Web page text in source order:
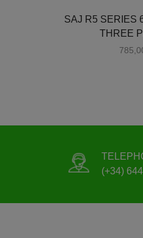
SAJ R5 SERIES
THREE
(+34)